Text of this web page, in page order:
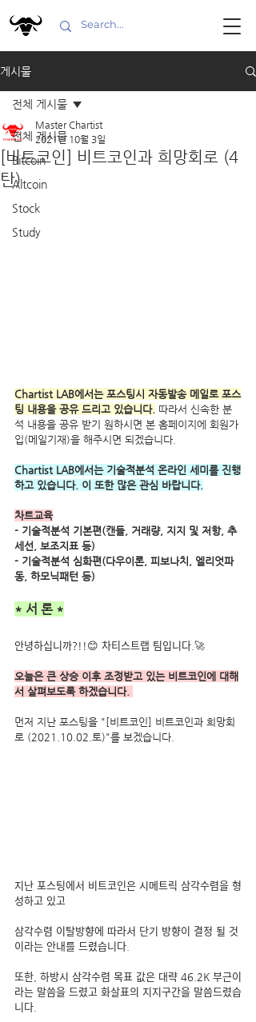
게시물
전체 게시물
Bitcoin
Altcoin
Stock
Study
전체 게시물
[비트코인] 비트코인과 희망회로 (4
탄)
Master Chartist
2021년 10월 3일
Chartist LAB에서는 포스팅시 자동발송 메일로 포스
팅 내용을 공유 드리고 있습니다. 따라서 신속한 분
석 내용을 공유 받기 원하시면 본 홈페이지에 회원가
입(메일기재)을 해주시면 되겠습니다.
Chartist LAB에서는 기술적분석 온라인 세미를 진행
하고 있습니다. 이 또한 많은 관심 바랍니다.
차트교육
- 기술적분석 기본편(캔들, 거래량, 지지 및 저항, 추
세선, 보조지표 등)
- 기술적분석 심화편(다우이론, 피보나치, 엘리엇파
동, 하모닉패턴 등)
* 서 론 *
안녕하십니까?!!😊 차티스트랩 팀입니다.🚀
오늘은 큰 상승 이후 조정받고 있는 비트코인에 대해
서 살펴보도록 하겠습니다.
먼저 지난 포스팅을 "[비트코인] 비트코인과 희망회
로 (2021.10.02.토)"를 보겠습니다.
지난 포스팅에서 비트코인은 시메트릭 삼각수렴을 형
성하고 있고
삼각수렴 이탈방향에 따라서 단기 방향이 결정 될 것
이라는 안내를 드렸습니다.
또한, 하방시 삼각수렴 목표 값은 대략 46.2K 부근이
라는 말씀을 드렸고 화살표의 지지구간을 말씀드렸습
니다.